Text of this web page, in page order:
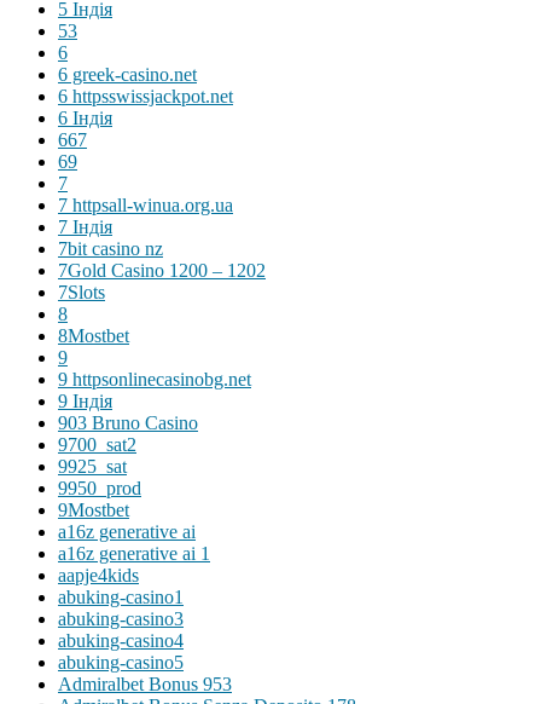
5 Індія
53
6
6 greek-casino.net
6 httpsswissjackpot.net
6 Індія
667
69
7
7 httpsall-winua.org.ua
7 Індія
7bit casino nz
7Gold Casino 1200 – 1202
7Slots
8
8Mostbet
9
9 httpsonlinecasinobg.net
9 Індія
903 Bruno Casino
9700_sat2
9925_sat
9950_prod
9Mostbet
a16z generative ai
a16z generative ai 1
aapje4kids
abuking-casino1
abuking-casino3
abuking-casino4
abuking-casino5
Admiralbet Bonus 953